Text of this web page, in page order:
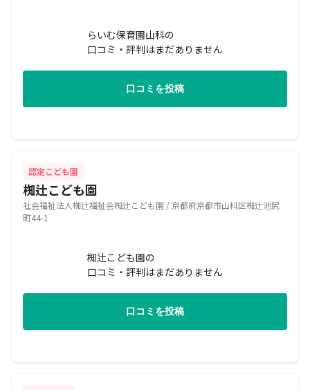
らいむ保育園山科の
口コミ・評判はまだありません
口コミを投稿
認定こども園
椥辻こども園
社会福祉法人椥辻福祉会椥辻こども園 / 京都府京都市山科区椥辻池尻
町44-1
椥辻こども園の
口コミ・評判はまだありません
口コミを投稿